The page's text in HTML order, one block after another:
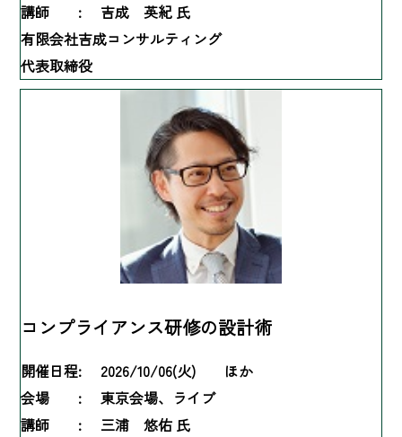
講師 :
吉成 英紀 氏
有限会社吉成コンサルティング
代表取締役
コンプライアンス研修の設計術
開催日程:
2026/10/06(火) ほか
会場 :
東京会場、ライブ
講師 :
三浦 悠佑 氏